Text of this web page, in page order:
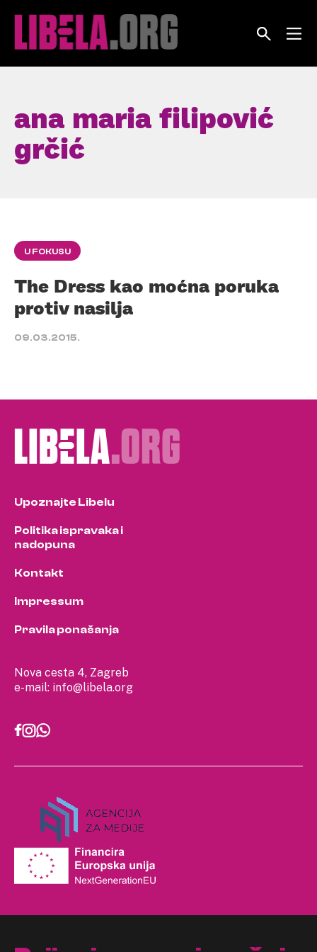
ana maria filipović
grčić
U FOKUSU
The Dress kao moćna poruka
protiv nasilja
09.03.2015.
Nova cesta 4, Zagreb
e-mail: info@libela.org
Upoznajte Libelu
Politika ispravaka i
nadopuna
Kontakt
Impressum
Pravila ponašanja